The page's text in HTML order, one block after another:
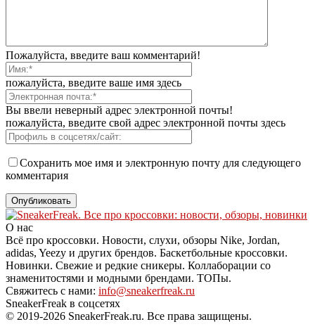
Пожалуйста, введите ваш комментарий!
пожалуйста, введите ваше имя здесь
Вы ввели неверный адрес электронной почты!
пожалуйста, введите свой адрес электронной почты здесь
Сохранить мое имя и электронную почту для следующего
комментария
О нас
Всё про кроссовки. Новости, слухи, обзоры Nike, Jordan,
adidas, Yeezy и других брендов. Баскетбольные кроссовки.
Новинки. Свежие и редкие сникеры. Коллаборации со
знаменитостями и модными брендами. ТОПы.
Свяжитесь с нами: info@sneakerfreak.ru
SneakerFreak в соцсетях
© 2019-2026 SneakerFreak.ru. Все права защищены.